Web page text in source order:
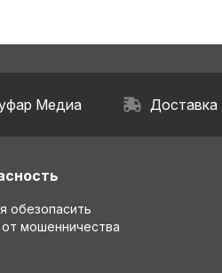
Медиа Доставка
обезопасить
мошенничества